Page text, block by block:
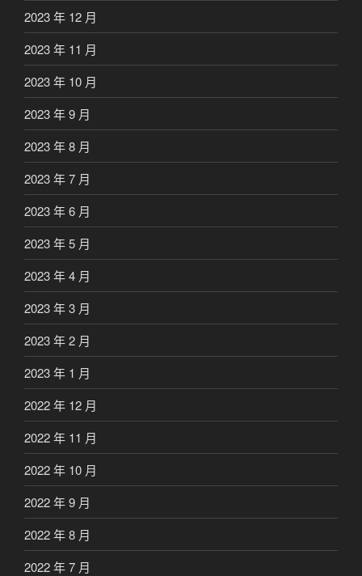
2023 年 12 月
2023 年 11 月
2023 年 10 月
2023 年 9 月
2023 年 8 月
2023 年 7 月
2023 年 6 月
2023 年 5 月
2023 年 4 月
2023 年 3 月
2023 年 2 月
2023 年 1 月
2022 年 12 月
2022 年 11 月
2022 年 10 月
2022 年 9 月
2022 年 8 月
2022 年 7 月